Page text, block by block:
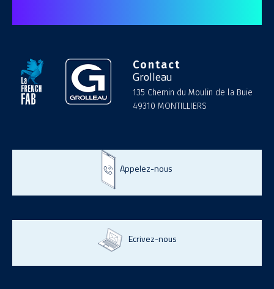
Contact
Grolleau
135 Chemin du Moulin de la Buie
49310 MONTILLIERS
Appelez-nous
Ecrivez-nous